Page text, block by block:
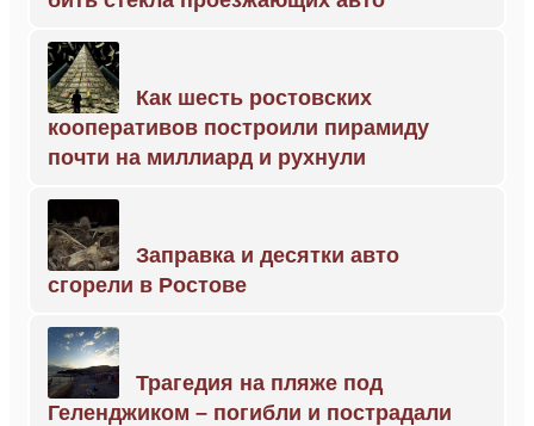
Как шесть ростовских
кооперативов построили пирамиду
почти на миллиард и рухнули
Заправка и десятки авто
сгорели в Ростове
Трагедия на пляже под
Геленджиком – погибли и пострадали